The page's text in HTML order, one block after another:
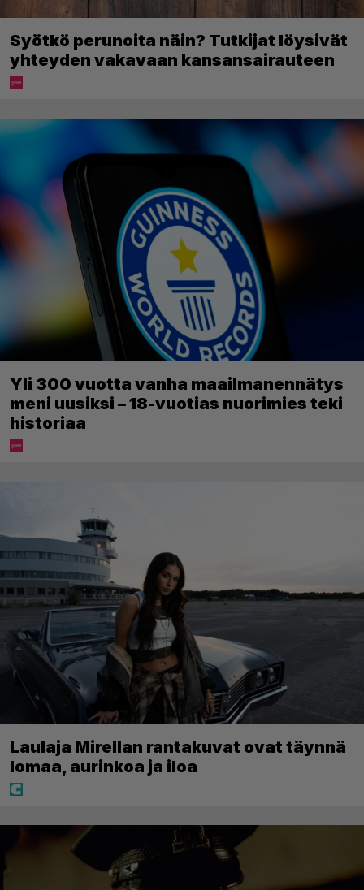
Syötkö perunoita näin? Tutkijat löysivät
yhteyden vakavaan kansansairauteen
Yli 300 vuotta vanha maailmanennätys
meni uusiksi – 18-vuotias nuorimies teki
historiaa
Laulaja Mirellan rantakuvat ovat täynnä
lomaa, aurinkoa ja iloa